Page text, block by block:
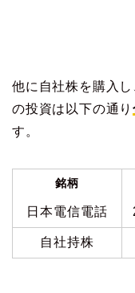
他に自社株を購入
の投資は以下の通り
す。
銘柄
日本電信電話
自社持株